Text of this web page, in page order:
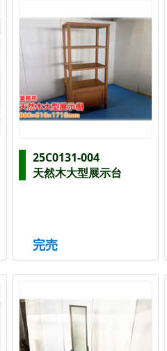
25C0131-004
天然木大型展示台
完売